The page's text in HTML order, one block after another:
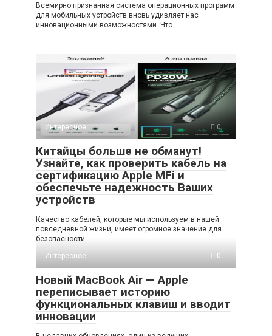
Всемирно признанная система операционных программ
для мобильных устройств вновь удивляет нас
инновационными возможностями. Что
Интересное 0
Китайцы больше не обманут!
Узнайте, как проверить кабель на
сертификацию Apple MFi и
обеспечьте надежность Ваших
устройств
Качество кабелей, которые мы используем в нашей
повседневной жизни, имеет огромное значение для
безопасности
Интересное
0
Новый MacBook Air — Apple
переписывает историю
функциональных клавиш и вводит
инновации